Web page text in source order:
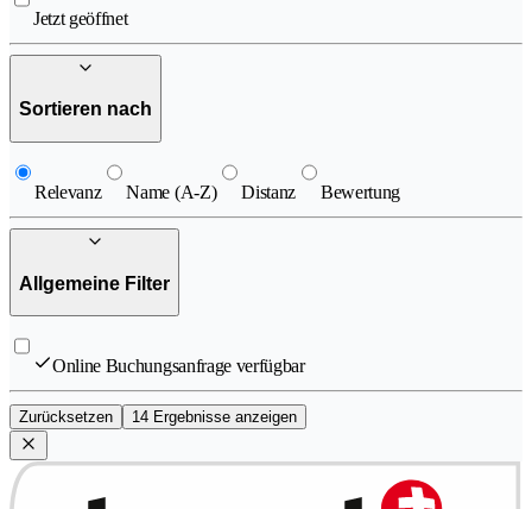
Jetzt geöffnet
Sortieren nach
Relevanz Name (A-Z) Distanz Bewertung
Allgemeine Filter
Online Buchungsanfrage verfügbar
Zurücksetzen 14 Ergebnisse anzeigen